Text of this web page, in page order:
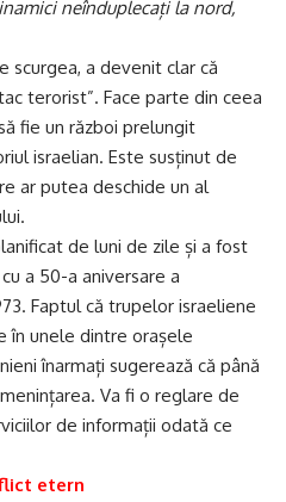
neînduplecați la nord,
scurgea, a devenit clar că
terorist”. Face parte din ceea
fie un război prelungit
israelian. Este susținut de
ar putea deschide un al
de luni de zile și a fost
a 50-a aniversare a
Faptul că trupelor israeliene
în unele dintre orașele
înarmați sugerează că până
Va fi o reglare de
de informații odată ce
etern